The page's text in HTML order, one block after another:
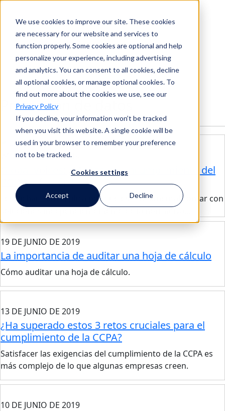
We use cookies to improve our site. These cookies
are necessary for our website and services to
function properly. Some cookies are optional and help
personalize your experience, including advertising
and analytics. You can consent to all cookies, decline
all optional cookies, or manage optional cookies. To
find out more about the cookies we use, see our
Privacy Policy
If you decline, your information won’t be tracked
when you visit this website. A single cookie will be
used in your browser to remember your preference
not to be tracked.
Cookies settings
Accept Decline
Buscar en
Protección de datos
24 DE JUNIO DE 2019
Global Voices: ¿Multas por incumplimiento del
RGPD o ficción?
Les Richardson explica por qué es fundamental contar con
soluciones independientemente de la normativa...
19 DE JUNIO DE 2019
La importancia de auditar una hoja de cálculo
Cómo auditar una hoja de cálculo.
13 DE JUNIO DE 2019
¿Ha superado estos 3 retos cruciales para el
cumplimiento de la CCPA?
Satisfacer las exigencias del cumplimiento de la CCPA es
más complejo de lo que algunas empresas creen.
10 DE JUNIO DE 2019